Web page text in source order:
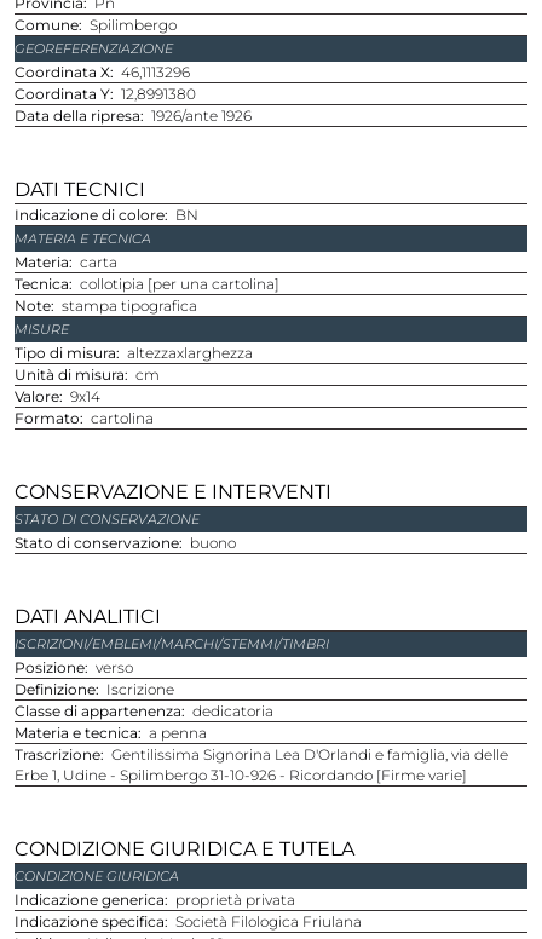
Comune Spilimbergo
GEOREFERENZIAZIONE
Coordinata X 46,1113296
Coordinata Y 12,8991380
Data della ripresa
1926/ante 1926
DATI TECNICI
Indicazione di colore BN
MATERIA E TECNICA
Materia
carta
Tecnica
collotipia [per una cartolina]
Note stampa tipografica
MISURE
Tipo di misura
altezzaxlarghezza
Unità di misura
cm
Valore 9x14
Formato
cartolina
CONSERVAZIONE E INTERVENTI
STATO DI CONSERVAZIONE
Stato di conservazione buono
DATI ANALITICI
ISCRIZIONI/EMBLEMI/MARCHI/STEMMI/TIMBRI
Posizione verso
Definizione
Iscrizione
Classe di appartenenza
dedicatoria
Materia e tecnica
a penna
Trascrizione Gentilissima Signorina Lea D'Orlandi e famiglia, via delle
Erbe 1, Udine - Spilimbergo 31-10-926 - Ricordando [Firme varie]
CONDIZIONE GIURIDICA E TUTELA
CONDIZIONE GIURIDICA
Indicazione generica
proprietà privata
Indicazione specifica
Società Filologica Friulana